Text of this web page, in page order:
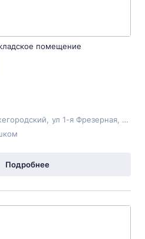
помещение
ул 1-я Фрезерная
Подробнее